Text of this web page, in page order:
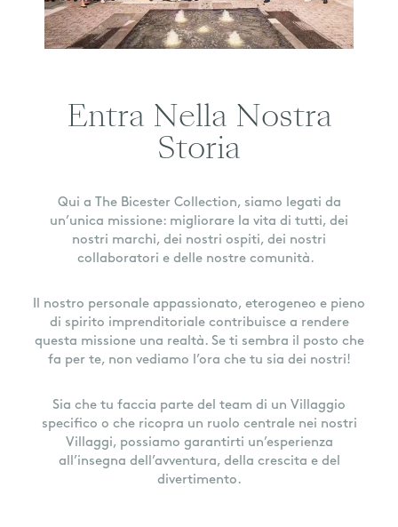
Entra Nella Nostra
Storia
Qui a The Bicester Collection, siamo legati da
un’unica missione: migliorare la vita di tutti, dei
nostri marchi, dei nostri ospiti, dei nostri
collaboratori e delle nostre comunità.
Il nostro personale appassionato, eterogeneo e pieno
di spirito imprenditoriale contribuisce a rendere
questa missione una realtà. Se ti sembra il posto che
fa per te, non vediamo l’ora che tu sia dei nostri!
Sia che tu faccia parte del team di un Villaggio
specifico o che ricopra un ruolo centrale nei nostri
Villaggi, possiamo garantirti un’esperienza
all’insegna dell’avventura, della crescita e del
divertimento.